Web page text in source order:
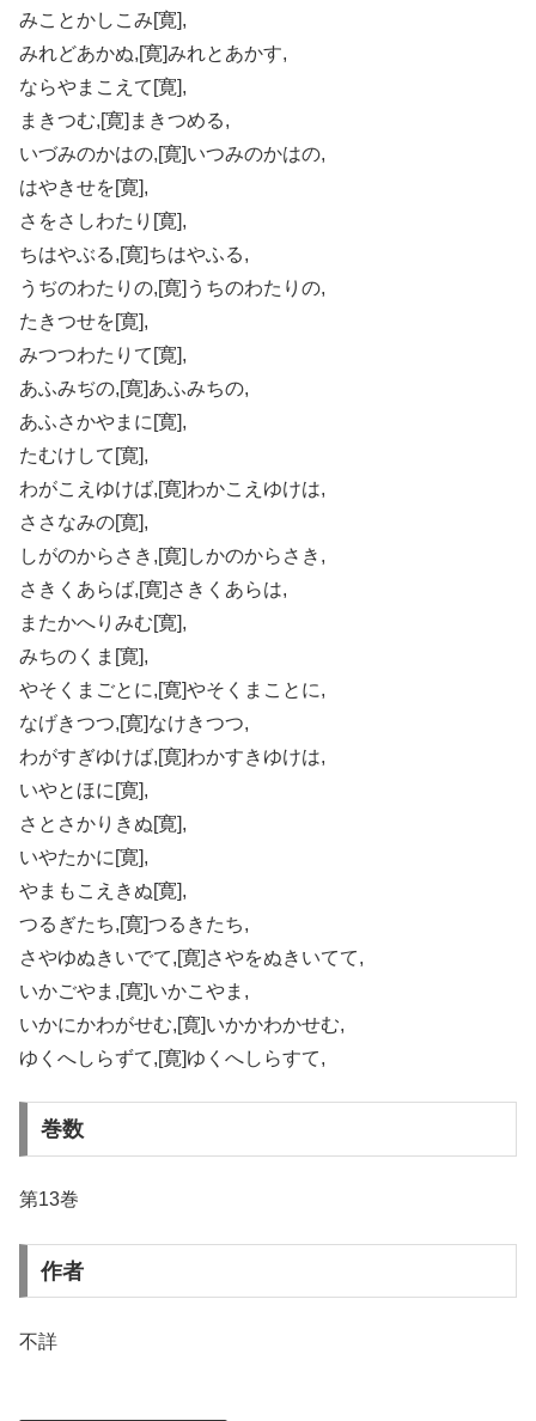
みことかしこみ[寛],
みれどあかぬ,[寛]みれとあかす,
ならやまこえて[寛],
まきつむ,[寛]まきつめる,
いづみのかはの,[寛]いつみのかはの,
はやきせを[寛],
さをさしわたり[寛],
ちはやぶる,[寛]ちはやふる,
うぢのわたりの,[寛]うちのわたりの,
たきつせを[寛],
みつつわたりて[寛],
あふみぢの,[寛]あふみちの,
あふさかやまに[寛],
たむけして[寛],
わがこえゆけば,[寛]わかこえゆけは,
ささなみの[寛],
しがのからさき,[寛]しかのからさき,
さきくあらば,[寛]さきくあらは,
またかへりみむ[寛],
みちのくま[寛],
やそくまごとに,[寛]やそくまことに,
なげきつつ,[寛]なけきつつ,
わがすぎゆけば,[寛]わかすきゆけは,
いやとほに[寛],
さとさかりきぬ[寛],
いやたかに[寛],
やまもこえきぬ[寛],
つるぎたち,[寛]つるきたち,
さやゆぬきいでて,[寛]さやをぬきいてて,
いかごやま,[寛]いかこやま,
いかにかわがせむ,[寛]いかかわかせむ,
ゆくへしらずて,[寛]ゆくへしらすて,
巻数
第13巻
作者
不詳